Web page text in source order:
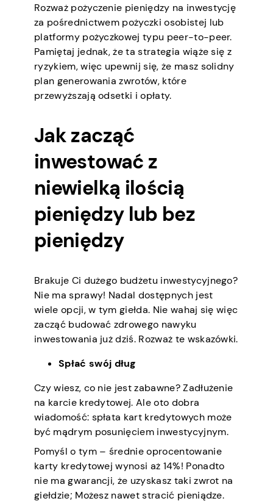
Rozważ pożyczenie pieniędzy na inwestycję
za pośrednictwem pożyczki osobistej lub
platformy pożyczkowej typu peer-to-peer.
Pamiętaj jednak, że ta strategia wiąże się z
ryzykiem, więc upewnij się, że masz solidny
plan generowania zwrotów, które
przewyższają odsetki i opłaty.
Jak zacząć
inwestować z
niewielką ilością
pieniędzy lub bez
pieniędzy
Brakuje Ci dużego budżetu inwestycyjnego?
Nie ma sprawy! Nadal dostępnych jest
wiele opcji, w tym giełda. Nie wahaj się więc
zacząć budować zdrowego nawyku
inwestowania już dziś. Rozważ te wskazówki.
Spłać swój dług
Czy wiesz, co nie jest zabawne? Zadłużenie
na karcie kredytowej. Ale oto dobra
wiadomość: spłata kart kredytowych może
być mądrym posunięciem inwestycyjnym.
Pomyśl o tym – średnie oprocentowanie
karty kredytowej wynosi aż 14%! Ponadto
nie ma gwarancji, że uzyskasz taki zwrot na
giełdzie; Możesz nawet stracić pieniądze.